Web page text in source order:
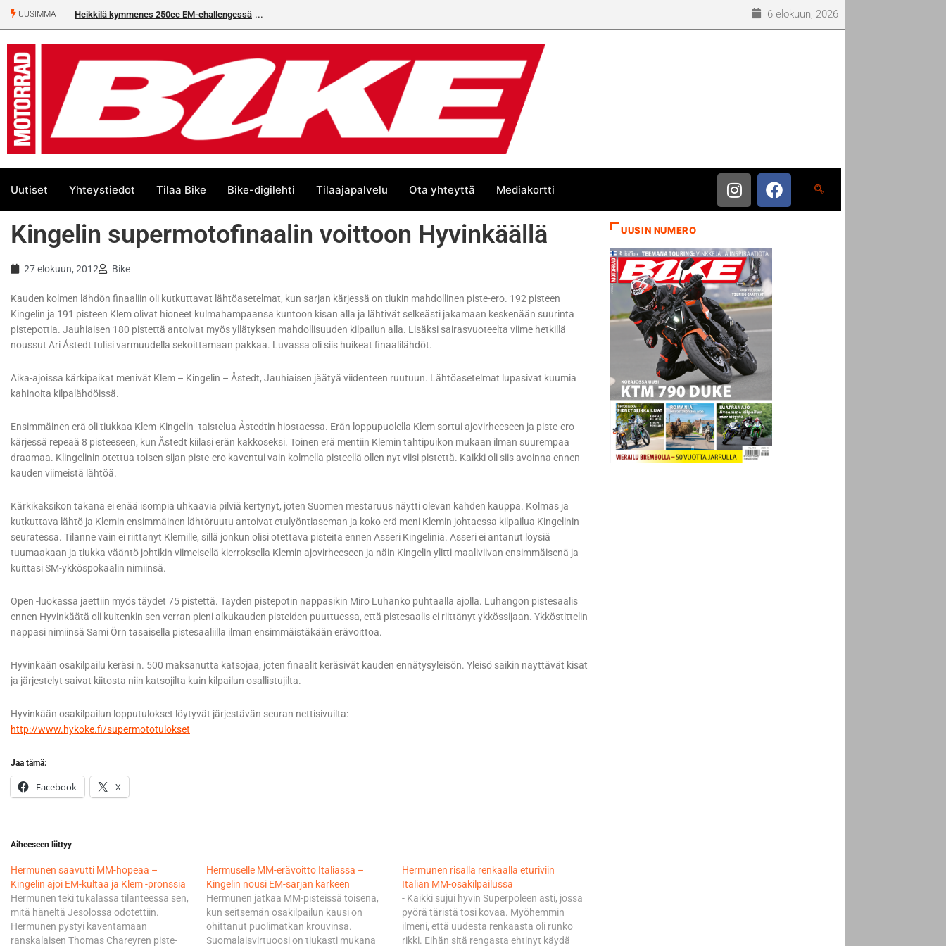
UUSIMMAT Heikkilä kymmenes 250cc EM-challengessä 6 elokuun, 2026
Uutiset Yhteystiedot Tilaa Bike Bike-digilehti Tilaajapalvelu Ota yhteyttä Mediakortti
Kingelin supermotofinaalin voittoon Hyvinkäällä
27 elokuun, 2012 Bike
Kauden kolmen lähdön finaaliin oli kutkuttavat lähtöasetelmat, kun sarjan kärjessä on tiukin mahdollinen piste-ero. 192 pisteen
Kingelin ja 191 pisteen Klem olivat hioneet kulmahampaansa kuntoon kisan alla ja lähtivät selkeästi jakamaan keskenään suurinta
pistepottia. Jauhiaisen 180 pistettä antoivat myös yllätyksen mahdollisuuden kilpailun alla. Lisäksi sairasvuoteelta viime hetkillä
noussut Ari Åstedt tulisi varmuudella sekoittamaan pakkaa. Luvassa oli siis huikeat finaalilähdöt.
Aika-ajoissa kärkipaikat menivät Klem – Kingelin – Åstedt, Jauhiaisen jäätyä viidenteen ruutuun. Lähtöasetelmat lupasivat kuumia
kahinoita kilpalähdöissä.
Ensimmäinen erä oli tiukkaa Klem-Kingelin -taistelua Åstedtin hiostaessa. Erän loppupuolella Klem sortui ajovirheeseen ja piste-ero
kärjessä repeää 8 pisteeseen, kun Åstedt kiilasi erän kakkoseksi. Toinen erä mentiin Klemin tahtipuikon mukaan ilman suurempaa
draamaa. Klingelinin otettua toisen sijan piste-ero kaventui vain kolmella pisteellä ollen nyt viisi pistettä. Kaikki oli siis avoinna ennen
kauden viimeistä lähtöä.
Kärkikaksikon takana ei enää isompia uhkaavia pilviä kertynyt, joten Suomen mestaruus näytti olevan kahden kauppa. Kolmas ja
kutkuttava lähtö ja Klemin ensimmäinen lähtöruutu antoivat etulyöntiaseman ja koko erä meni Klemin johtaessa kilpailua Kingelinin
seuratessa. Tilanne vain ei riittänyt Klemille, sillä jonkun olisi otettava pisteitä ennen Asseri Kingeliniä. Asseri ei antanut löysiä
tuumaakaan ja tiukka vääntö johtikin viimeisellä kierroksella Klemin ajovirheeseen ja näin Kingelin ylitti maaliviivan ensimmäisenä ja
kuittasi SM-ykköspokaalin nimiinsä.
Open -luokassa jaettiin myös täydet 75 pistettä. Täyden pistepotin nappasikin Miro Luhanko puhtaalla ajolla. Luhangon pistesaalis
ennen Hyvinkäätä oli kuitenkin sen verran pieni alkukauden pisteiden puuttuessa, että pistesaalis ei riittänyt ykkössijaan. Ykköstittelin
nappasi nimiinsä Sami Örn tasaisella pistesaaliilla ilman ensimmäistäkään erävoittoa.
Hyvinkään osakilpailu keräsi n. 500 maksanutta katsojaa, joten finaalit keräsivät kauden ennätysyleisön. Yleisö saikin näyttävät kisat
ja järjestelyt saivat kiitosta niin katsojilta kuin kilpailun osallistujilta.
Hyvinkään osakilpailun lopputulokset löytyvät järjestävän seuran nettisivuilta:
http://www.hykoke.fi/supermototulokset
Jaa tämä:
Facebook X
Aiheeseen liittyy
Hermunen saavutti MM-hopeaa –
Kingelin ajoi EM-kultaa ja Klem -pronssia
Hermunen teki tukalassa tilanteessa sen,
mitä häneltä Jesolossa odotettiin.
Hermunen pystyi kaventamaan
ranskalaisen Thomas Chareyren piste-
Hermuselle MM-erävoitto Italiassa –
Kingelin nousi EM-sarjan kärkeen
Hermunen jatkaa MM-pisteissä toisena,
kun seitsemän osakilpailun kausi on
ohittanut puolimatkan krouvinsa.
Suomalaisvirtuoosi on tiukasti mukana
Hermunen risalla renkaalla eturiviin
Italian MM-osakilpailussa
- Kaikki sujui hyvin Superpoleen asti, jossa
pyörä täristä tosi kovaa. Myöhemmin
ilmeni, että uudesta renkaasta oli runko
rikki. Eihän sitä rengasta ehtinyt käydä
UUSIN NUMERO